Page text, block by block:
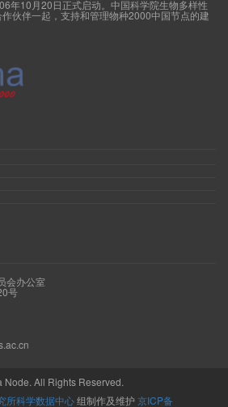
年10月20日正式启动。中国科学院生物多样性
伙伴一起，支持和管理物种2000中国节点的建
会办公室
号
All Rights Reserved.
所科学数据中心组制作及维护 京ICP备